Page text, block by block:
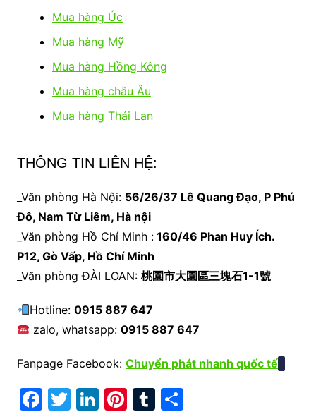
Mua hàng Úc
Mua hàng Mỹ
Mua hàng Hồng Kông
Mua hàng châu Âu
Mua hàng Thái Lan
THÔNG TIN LIÊN HỆ:
_Văn phòng Hà Nội: 56/26/37 Lê Quang Đạo, P Phú
Đô, Nam Từ Liêm, Hà nội
_Văn phòng Hồ Chí Minh :160/46 Phan Huy Ích.
P12, Gò Vấp, Hồ Chí Minh
_Văn phòng ĐÀI LOAN: 桃園市大園區三塊石1-1號
Hotline:0915 887 647
zalo, whatsapp:0915 887 647
Fanpage Facebook: Chuyển phát nhanh quốc tế
F T Li Pi T S